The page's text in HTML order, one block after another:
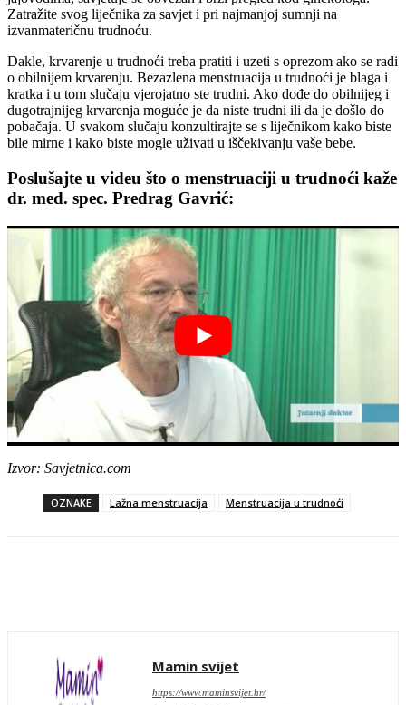
Zatražite svog liječnika za savjet i pri najmanjoj sumnji na
izvanmateričnu trudnoću.
Dakle, krvarenje u trudnoći treba pratiti i uzeti s oprezom ako se radi
o obilnijem krvarenju. Bezazlena menstruacija u trudnoći je blaga i
kratka i u tom slučaju vjerojatno ste trudni. Ako dođe do obilnijeg i
dugotrajnijeg krvarenja moguće je da niste trudni ili da je došlo do
pobačaja. U svakom slučaju konzultirajte se s liječnikom kako biste
bile mirne i kako biste mogle uživati u iščekivanju vaše bebe.
Poslušajte u videu što o menstruaciji u trudnoći kaže
dr. med. spec. Predrag Gavrić:
Izvor: Savjetnica.com
OZNAKE Lažna menstruacija Menstruacija u trudnoći
Mamin svijet
https://www.maminsvijet.hr/